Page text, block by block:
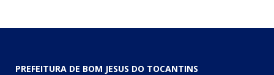
PREFEITURA DE BOM JESUS DO TOCANTINS